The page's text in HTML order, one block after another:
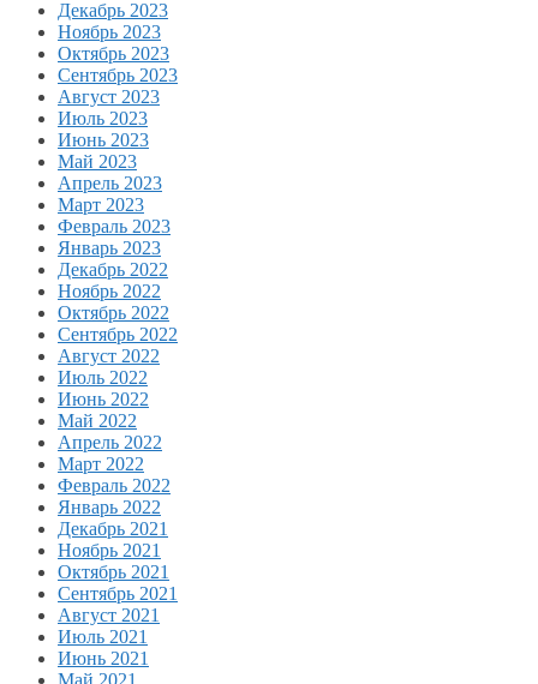
Декабрь 2023
Ноябрь 2023
Октябрь 2023
Сентябрь 2023
Август 2023
Июль 2023
Июнь 2023
Май 2023
Апрель 2023
Март 2023
Февраль 2023
Январь 2023
Декабрь 2022
Ноябрь 2022
Октябрь 2022
Сентябрь 2022
Август 2022
Июль 2022
Июнь 2022
Май 2022
Апрель 2022
Март 2022
Февраль 2022
Январь 2022
Декабрь 2021
Ноябрь 2021
Октябрь 2021
Сентябрь 2021
Август 2021
Июль 2021
Июнь 2021
Май 2021